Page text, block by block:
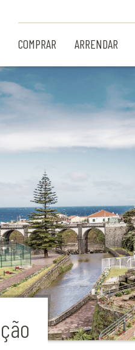
COMPRAR ARRENDAR